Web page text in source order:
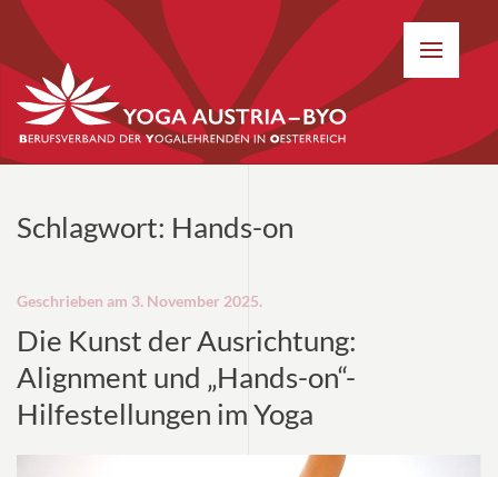
Schlagwort: Hands-on
Geschrieben am 3. November 2025.
Die Kunst der Ausrichtung:
Alignment und „Hands-on“-
Hilfestellungen im Yoga